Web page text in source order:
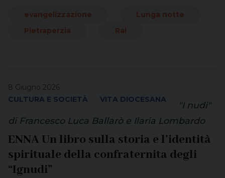
evangelizzazione
Lunga notte
Pietraperzia
Rai
8 Giugno 2026
CULTURA E SOCIETÀ
VITA DIOCESANA
"I nudi"
di Francesco Luca Ballarò e Ilaria Lombardo
ENNA Un libro sulla storia e l’identità
spirituale della confraternita degli
“Ignudi”